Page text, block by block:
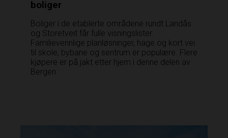
boliger
Boliger i de etablerte områdene rundt Landås
og Storetveit får fulle visningslister.
Familievennlige planløsninger, hage og kort vei
til skole, bybane og sentrum er populære. Flere
kjøpere er på jakt etter hjem i denne delen av
Bergen.